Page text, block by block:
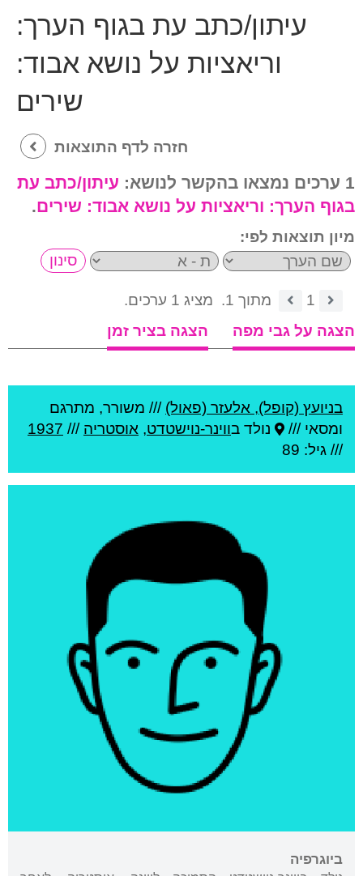
עיתון/כתב עת בגוף הערך:
וריאציות על נושא אבוד:
שירים
חזרה לדף התוצאות
1 ערכים נמצאו בהקשר לנושא:
עיתון/כתב עת
בגוף הערך: וריאציות על נושא אבוד: שירים.
מיון תוצאות לפי:
1 מתוך 1.
מציג 1 ערכים.
הצגה על גבי מפה
הצגה בציר זמן
בניועץ (קופל), אלעזר (פאול) /// משורר, מתרגם
ומסאי ///
נולד בווינר-נוישטדט, אוסטריה ///
1937
/// גיל: 89
ביוגרפיה